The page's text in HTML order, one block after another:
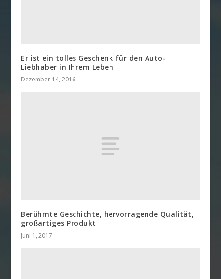
Er ist ein tolles Geschenk für den Auto-
Liebhaber in Ihrem Leben
Dezember 14, 2016
Berühmte Geschichte, hervorragende Qualität,
großartiges Produkt
Juni 1, 2017